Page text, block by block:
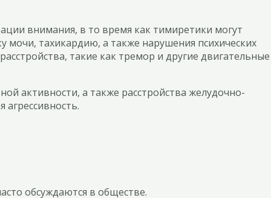
внимания, в то время как тимиретики могут
тахикардию, а также нарушения психических
такие как тремор и другие двигательные
активности, а также расстройства желудочно-
обсуждаются в обществе.